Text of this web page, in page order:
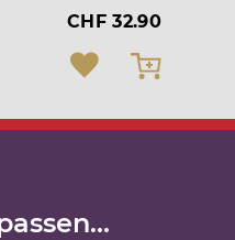
CHF 32.90